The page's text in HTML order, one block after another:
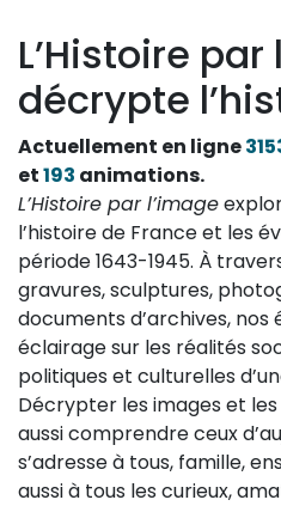
L’Histoire par
décrypte
Actuellement en ligne
et193 animations.
L’Histoire par l’image
l’histoire de France et les
période 1643-1945. À
gravures, sculptures,
documents d’archives,
éclairage sur les réalités
politiques et culturelles
Décrypter les images et les
aussi comprendre ceux
s’adresse à tous, famille,
aussi à tous les curieux,